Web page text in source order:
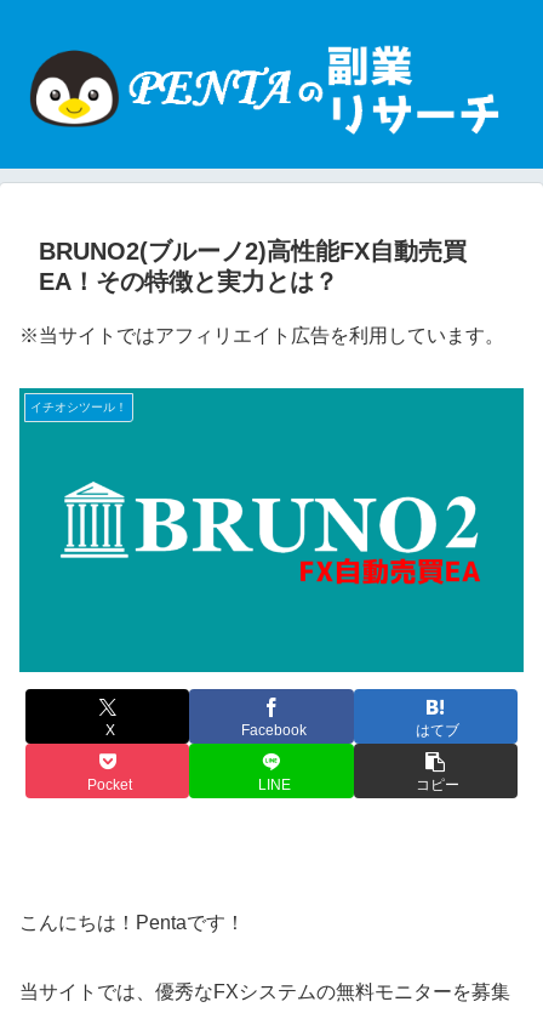
BRUNO2(ブルーノ2)高性能FX自動売買
EA！その特徴と実力とは？
※当サイトではアフィリエイト広告を利用しています。
イチオシツール！
X Facebook はてブ
Pocket LINE コピー
こんにちは！Pentaです！
当サイトでは、優秀なFXシステムの無料モニターを募集